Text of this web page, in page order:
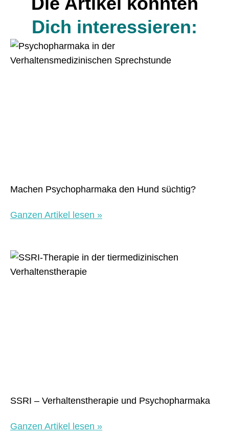
Dich interessieren:
Machen Psychopharmaka den Hund süchtig?
Ganzen Artikel lesen »
SSRI – Verhaltenstherapie und Psychopharmaka
Ganzen Artikel lesen »